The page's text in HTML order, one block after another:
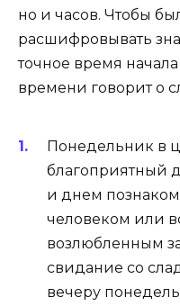
но и часов. Чтобы
расшифровывать
точное время
времени говорит о
Понедельник в
благоприятный
и днем
человеком или
возлюбленным
свидание со
вечеру